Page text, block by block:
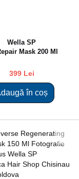
Wella SP
Mask 200 Ml
399 Lei
în coș